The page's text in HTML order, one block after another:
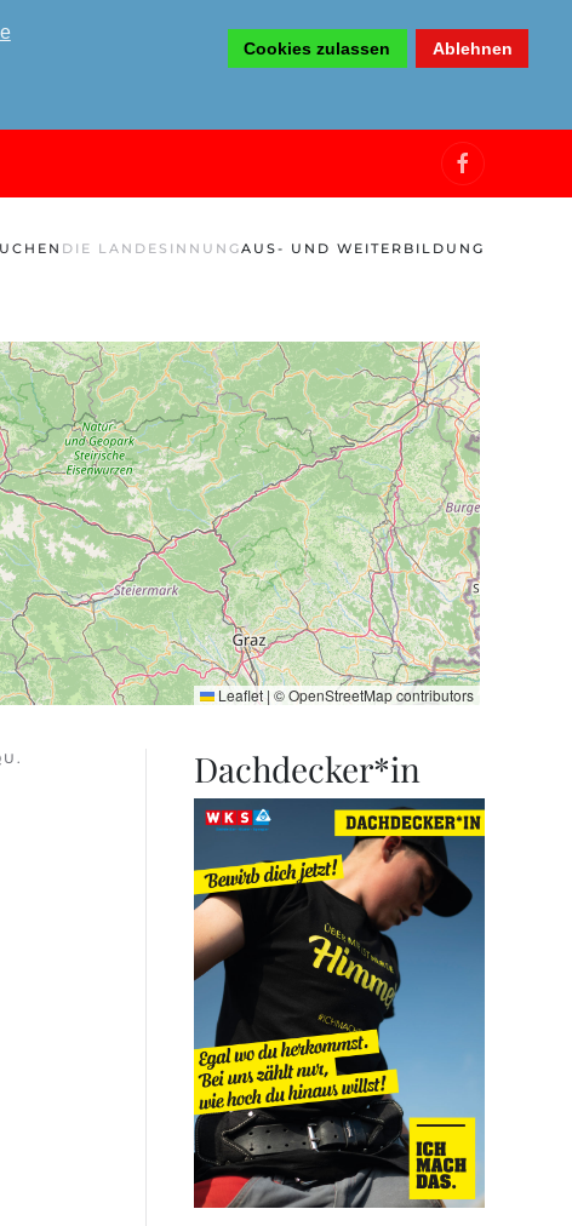
Cookies zulassen Ablehnen
DIE LANDESINNUNGAUS- UND WEITERBILDUNG
Leaflet | ©OpenStreetMapcontributors
Dachdecker*in